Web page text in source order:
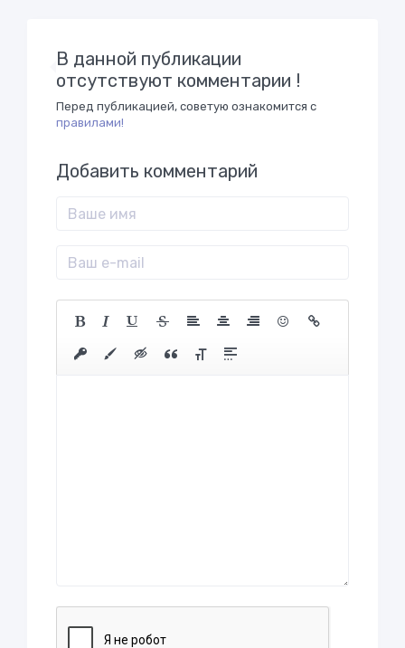
В данной публикации
отсутствуют комментарии !
Перед публикацией, советую ознакомится с
правилами!
Добавить комментарий